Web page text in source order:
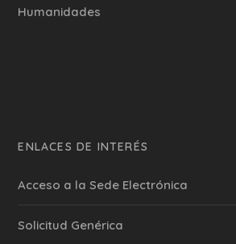
Humanidades
ENLACES DE INTERÉS
Acceso a la Sede Electrónica
Solicitud Genérica